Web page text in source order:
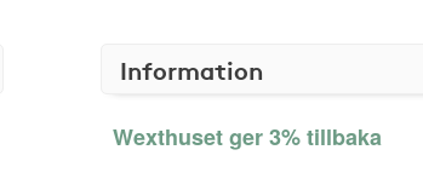
Information
Wexthuset ger 3% tillbaka